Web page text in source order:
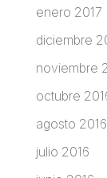
enero 2017
diciembre
noviembre
octubre
agosto 2016
julio 2016